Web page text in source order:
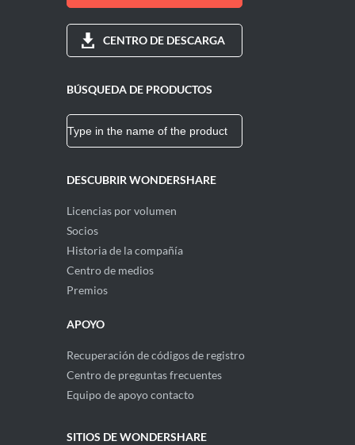
CENTRO DE DESCARGA
BÚSQUEDA DE PRODUCTOS
DESCUBRIR WONDERSHARE
Licencias por volumen
Socios
Historia de la compañía
Centro de medios
Premios
APOYO
Recuperación de códigos de registro
Centro de preguntas frecuentes
Equipo de apoyo contacto
SITIOS DE WONDERSHARE